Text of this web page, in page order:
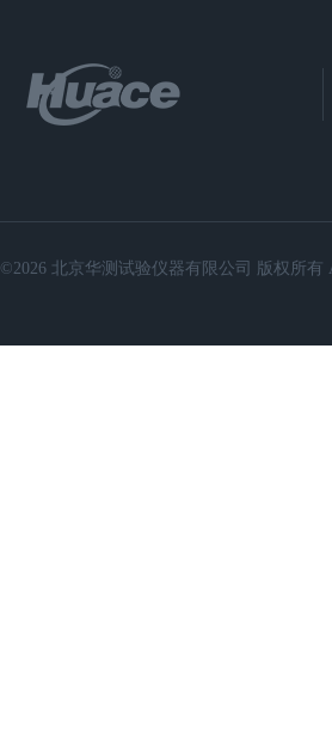
©2026 北京华测试验仪器有限公司 版权所有